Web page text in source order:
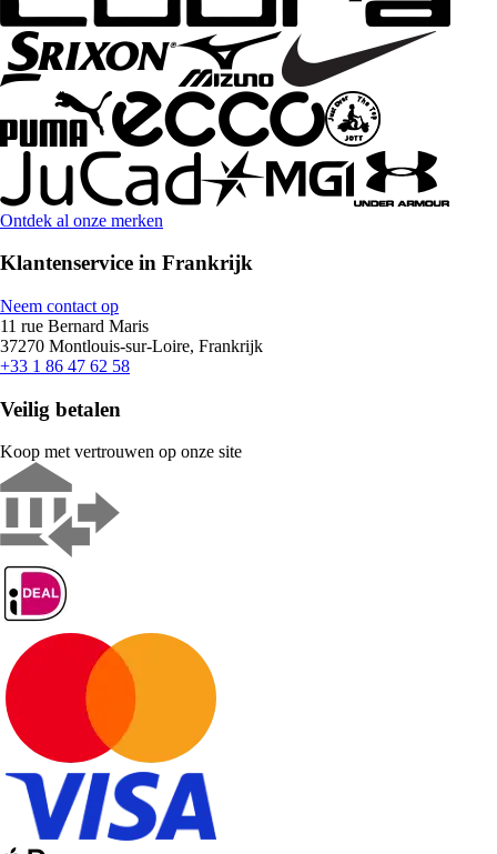
Ontdek al onze merken
Klantenservice in Frankrijk
Neem contact op
11 rue Bernard Maris
37270 Montlouis-sur-Loire, Frankrijk
+33 1 86 47 62 58
Veilig betalen
Koop met vertrouwen op onze site